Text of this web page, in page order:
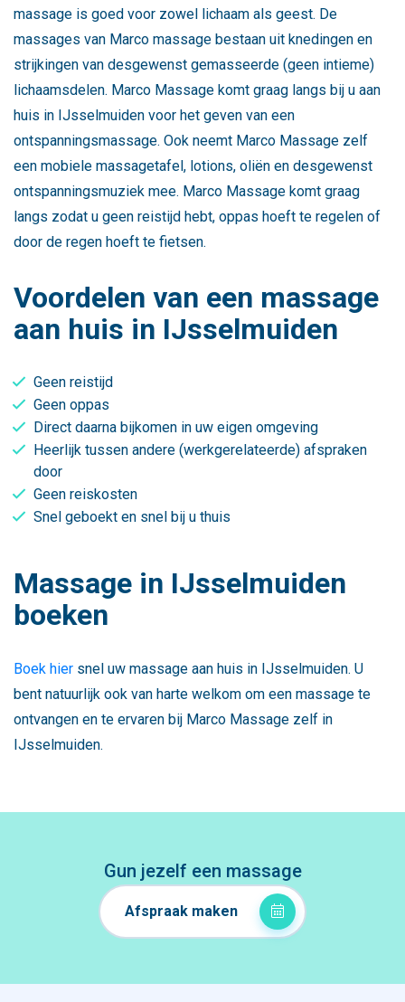
massage is goed voor zowel lichaam als geest. De
massages van Marco massage bestaan uit knedingen en
strijkingen van desgewenst gemasseerde (geen intieme)
lichaamsdelen. Marco Massage komt graag langs bij u aan
huis in IJsselmuiden voor het geven van een
ontspanningsmassage. Ook neemt Marco Massage zelf
een mobiele massagetafel, lotions, oliën en desgewenst
ontspanningsmuziek mee. Marco Massage komt graag
langs zodat u geen reistijd hebt, oppas hoeft te regelen of
door de regen hoeft te fietsen.
Voordelen van een massage
aan huis in IJsselmuiden
Geen reistijd
Geen oppas
Direct daarna bijkomen in uw eigen omgeving
Heerlijk tussen andere (werkgerelateerde) afspraken
door
Geen reiskosten
Snel geboekt en snel bij u thuis
Massage in IJsselmuiden
boeken
Boek hier snel uw massage aan huis in IJsselmuiden. U
bent natuurlijk ook van harte welkom om een massage te
ontvangen en te ervaren bij Marco Massage zelf in
IJsselmuiden.
Gun jezelf een massage
Afspraak maken